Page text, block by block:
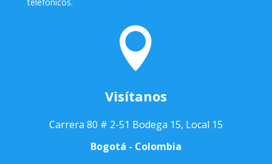

Visítanos
Carrera 80 # 2-51 Bodega 15, Local 15
Bogotá - Colombia